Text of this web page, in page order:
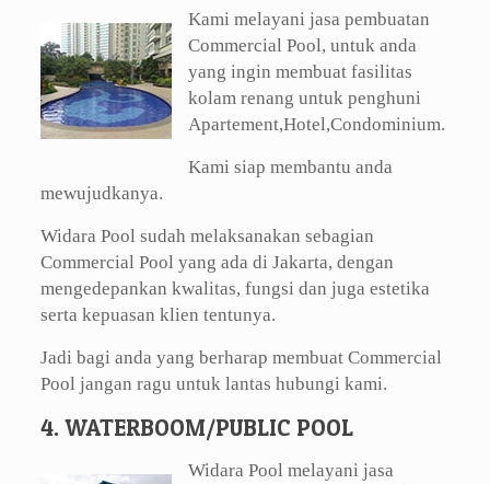
Kami melayani jasa pembuatan
Commercial Pool, untuk anda
yang ingin membuat fasilitas
kolam renang untuk penghuni
Apartement,Hotel,Condominium.
Kami siap membantu anda
mewujudkanya.
Widara Pool sudah melaksanakan sebagian
Commercial Pool yang ada di Jakarta, dengan
mengedepankan kwalitas, fungsi dan juga estetika
serta kepuasan klien tentunya.
Jadi bagi anda yang berharap membuat Commercial
Pool jangan ragu untuk lantas hubungi kami.
4. WATERBOOM/PUBLIC POOL
Widara Pool melayani jasa